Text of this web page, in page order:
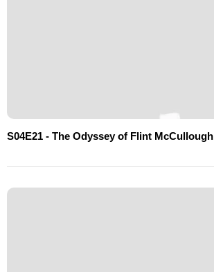
S04E21 - The Odyssey of Flint McCullough